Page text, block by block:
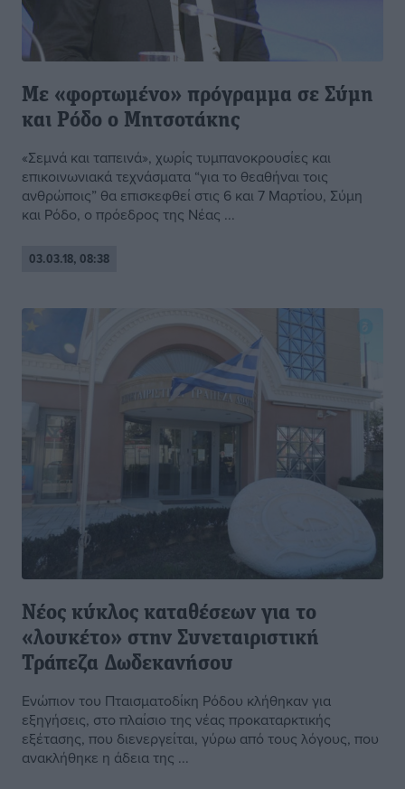
Με «φορτωμένο» πρόγραμμα σε Σύμη
και Ρόδο ο Μητσοτάκης
«Σεμνά και ταπεινά», χωρίς τυμπανοκρουσίες και
επικοινωνιακά τεχνάσματα “για το θεαθήναι τοις
ανθρώποις” θα επισκεφθεί στις 6 και 7 Μαρτίου, Σύμη
και Ρόδο, ο πρόεδρος της Νέας ...
03.03.18, 08:38
Νέος κύκλος καταθέσεων για το
«λουκέτο» στην Συνεταιριστική
Τράπεζα Δωδεκανήσου
Ενώπιον του Πταισματοδίκη Ρόδου κλήθηκαν για
εξηγήσεις, στο πλαίσιο της νέας προκαταρκτικής
εξέτασης, που διενεργείται, γύρω από τους λόγους, που
ανακλήθηκε η άδεια της ...